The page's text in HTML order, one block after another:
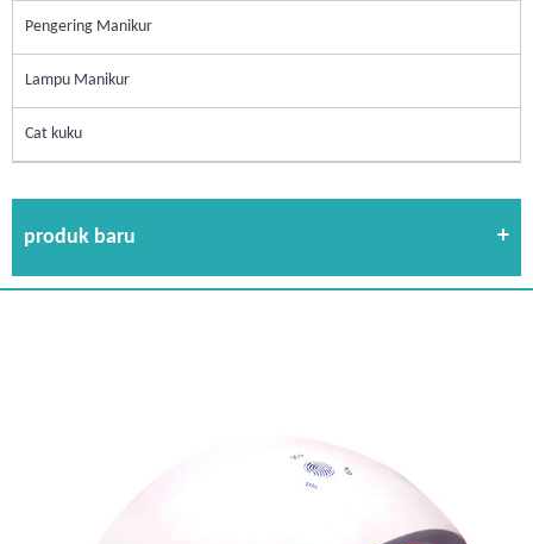
Pengering Manikur
Lampu Manikur
Cat kuku
produk baru